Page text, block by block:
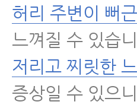
- 추간판탈출
게 아플 때 사
- 허리디스크
- 허리디스크
허리 주변이 뻐
느껴질 수 있습
저리고 찌릿한
증상일 수 있으